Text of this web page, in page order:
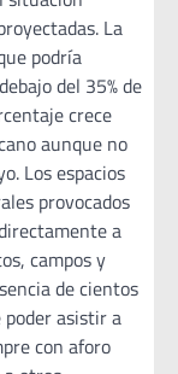
La
podría
del 35% de
crece
aunque no
Los espacios
provocados
a
campos y
de cientos
asistir a
con aforo